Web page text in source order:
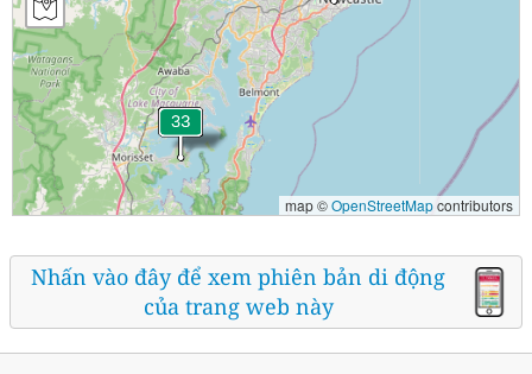
map ©OpenStreetMapcontributors
Nhấn vào đây để xem phiên bản di động
của trang web này